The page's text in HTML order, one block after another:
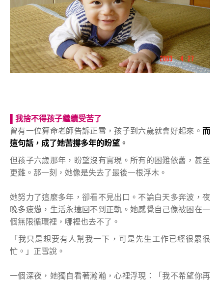
我捨不得孩子繼續受苦了
曾有一位算命老師告訴正雪，孩子到六歲就會好起來。 而
這句話，成了她苦撐多年的盼望 。
但孩子六歲那年，盼望沒有實現。所有的困難依舊，甚至
更難。那一刻，她像是失去了最後一根浮木。
她努力了這麼多年，卻看不見出口。不論白天多奔波，夜
晚多疲憊，生活永遠回不到正軌。她感覺自己像被困在一
個無限循環裡，哪裡也去不了。
「我只是想要有人幫我一下，可是先生工作已經很累很
忙。」正雪說。
一個深夜，她獨自看著瀚瀚，心裡浮現：「我不希望你再